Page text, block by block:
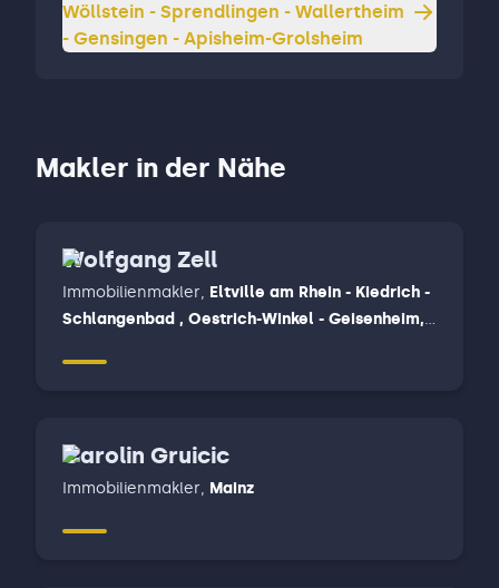
Wöllstein - Sprendlingen - Wallertheim
- Gensingen - Apisheim-Grolsheim
Makler in der Nähe
Wolfgang Zell
Immobilienmakler, Eltville am Rhein - Kiedrich -
Schlangenbad , Oestrich-Winkel - Geisenheim,
Carolin Gruicic
Immobilienmakler, Mainz